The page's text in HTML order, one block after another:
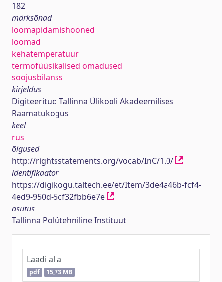
182
märksõnad
loomapidamishooned
loomad
kehatemperatuur
termofüüsikalised omadused
soojusbilanss
kirjeldus
Digiteeritud Tallinna Ülikooli Akadeemilises
Raamatukogus
keel
rus
õigused
http://rightsstatements.org/vocab/InC/1.0/
identifikaator
https://digikogu.taltech.ee/et/Item/3de4a46b-fcf4-
4ed9-950d-5cf32fbb6e7e
asutus
Tallinna Polütehniline Instituut
Laadi alla
pdf 15,73 MB